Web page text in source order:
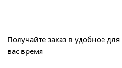
Получайте заказ в удобное для
вас время